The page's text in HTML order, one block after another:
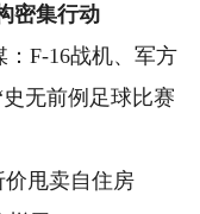
密集行动
F-16战机、军方
无前例足球比赛
价甩卖自住房